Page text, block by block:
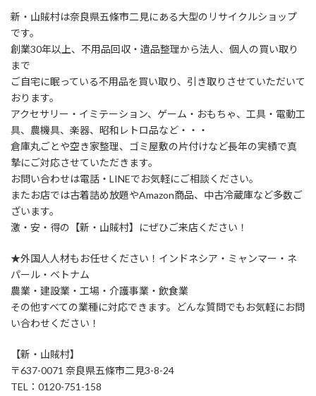
新・山賊村は奈良県五條市二見にある大型のリサイクルショップ
です。
創業30年以上、不用品回収・遺品整理から法人、個人の買い取り
まで
ご自宅に眠っている不用品を買い取り、引き取りさせていただいて
おります。
アクセサリー・イミテーション、ゲーム・おもちゃ、工具・電動工
具、農機具、楽器、昭和レトロ品など・・・
倉庫丸ごとや空き家整理、ゴミ屋敷の片付けなど長年の実績で真
摯にご対応させていただきます。
お問い合わせは電話・LINEでお気軽にご相談ください。
またお店では古着詰め放題やAmazon商品、中古冷蔵庫など多数ご
ざいます。
激・安・得の【新・山賊村】にぜひご来店ください！
★外国人人材もお任せください！インドネシア・ミャンマー・ネ
パール・ベトナム
農業・建設業・工場・介護事業・飲食業
その他すべての業種に対応できます。どんな質問でもお気軽にお問
い合わせください！
【新・山賊村】
〒637-0071 奈良県五條市二見3-8-24
TEL：0120-751-158